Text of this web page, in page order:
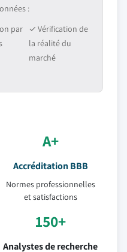
:
par
✓ Vérification de
la réalité du
marché
A+
Accréditation BBB
Normes professionnelles
et satisfactions
150+
Analystes de recherche